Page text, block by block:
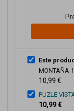
Este
MONTAÑA
10,99 €
PUZLE
10,99 €